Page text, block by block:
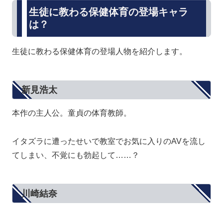
生徒に教わる保健体育の登場キャラ
は？
生徒に教わる保健体育の登場人物を紹介します。
新見浩太
本作の主人公。童貞の体育教師。
イタズラに遭ったせいで教室でお気に入りのAVを流し
てしまい、不覚にも勃起して……？
川崎結奈